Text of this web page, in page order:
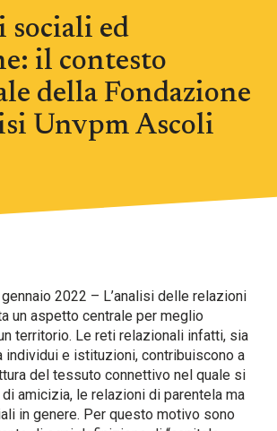
sociali ed
il contesto
della Fondazione
Unvpm Ascoli
2022 – L’analisi delle relazioni
un aspetto centrale per meglio
territorio. Le reti relazionali infatti, sia
individui e istituzioni, contribuiscono a
del tessuto connettivo nel quale si
amicizia, le relazioni di parentela ma
in genere. Per questo motivo sono